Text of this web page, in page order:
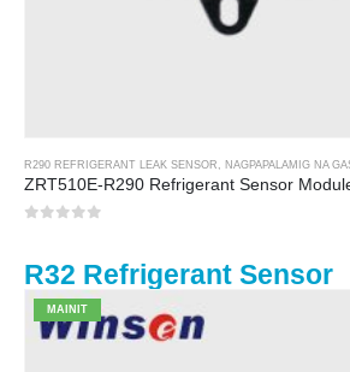
R290 REFRIGERANT LEAK SENSOR NAGPAPALAMIG NA
ZRT510E-R290 Refrigerant Sensor
R32 Refrigerant Sensor
MAINIT